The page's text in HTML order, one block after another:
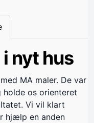
nyt hus
MA maler. De var
os orienteret
Vi vil klart
hjælp en anden